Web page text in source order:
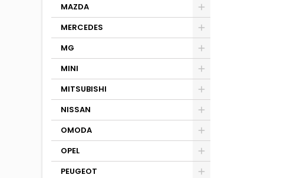
MAZDA
MERCEDES
MG
MINI
MITSUBISHI
NISSAN
OMODA
OPEL
PEUGEOT